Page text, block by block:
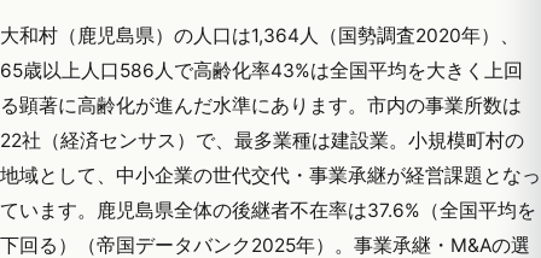
大和村（鹿児島県）の人口は1,364人（国勢調査2020年）、
65歳以上人口586人で高齢化率43%は全国平均を大きく上回
る顕著に高齢化が進んだ水準にあります。市内の事業所数は
22社（経済センサス）で、最多業種は建設業。小規模町村の
地域として、中小企業の世代交代・事業承継が経営課題となっ
ています。鹿児島県全体の後継者不在率は37.6%（全国平均を
下回る）（帝国データバンク2025年）。事業承継・M&Aの選